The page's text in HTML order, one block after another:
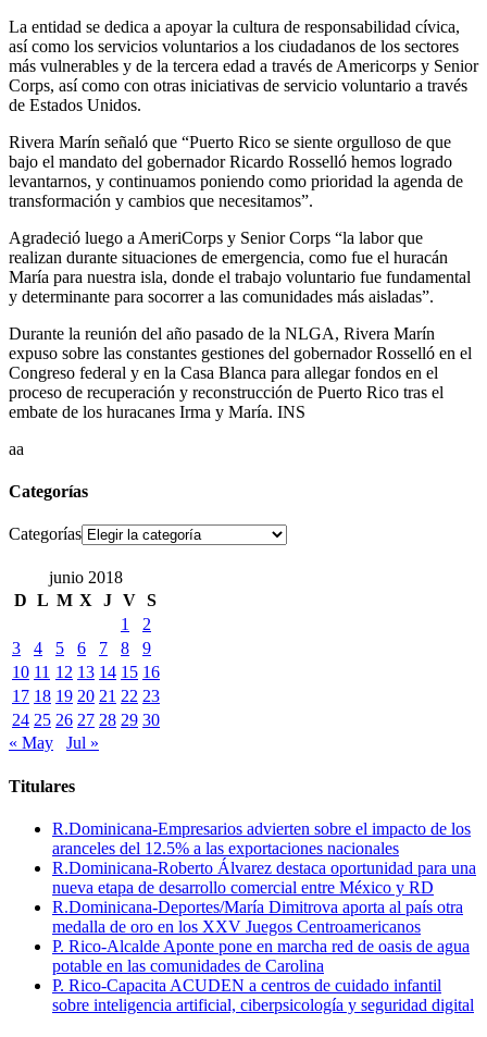
La entidad se dedica a apoyar la cultura de responsabilidad cívica,
así como los servicios voluntarios a los ciudadanos de los sectores
más vulnerables y de la tercera edad a través de Americorps y Senior
Corps, así como con otras iniciativas de servicio voluntario a través
de Estados Unidos.
Rivera Marín señaló que “Puerto Rico se siente orgulloso de que
bajo el mandato del gobernador Ricardo Rosselló hemos logrado
levantarnos, y continuamos poniendo como prioridad la agenda de
transformación y cambios que necesitamos”.
Agradeció luego a AmeriCorps y Senior Corps “la labor que
realizan durante situaciones de emergencia, como fue el huracán
María para nuestra isla, donde el trabajo voluntario fue fundamental
y determinante para socorrer a las comunidades más aisladas”.
Durante la reunión del año pasado de la NLGA, Rivera Marín
expuso sobre las constantes gestiones del gobernador Rosselló en el
Congreso federal y en la Casa Blanca para allegar fondos en el
proceso de recuperación y reconstrucción de Puerto Rico tras el
embate de los huracanes Irma y María. INS
aa
Categorías
Categorías
junio 2018
D L M X J V S
1
2
3
4 5 6 7 8
9
10 11 12 13 14 15 16
17 18 19 20 21 22 23
24 25 26 27 28 29 30
« May
Jul »
Titulares
R.Dominicana-Empresarios advierten sobre el impacto de los
aranceles del 12.5% a las exportaciones nacionales
R.Dominicana-Roberto Álvarez destaca oportunidad para una
nueva etapa de desarrollo comercial entre México y RD
R.Dominicana-Deportes/María Dimitrova aporta al país otra
medalla de oro en los XXV Juegos Centroamericanos
P. Rico-Alcalde Aponte pone en marcha red de oasis de agua
potable en las comunidades de Carolina
P. Rico-Capacita ACUDEN a centros de cuidado infantil
sobre inteligencia artificial, ciberpsicología y seguridad digital